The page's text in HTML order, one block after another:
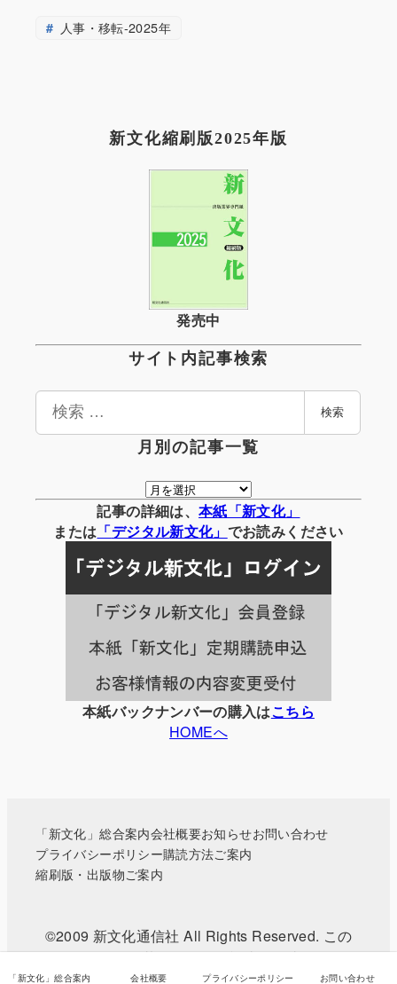
人事・移転-2025年
新文化縮刷版2025年版
発売中
サイト内記事検索
検
検索
月別の記事一覧
月
別
の
事
一
覧
記事の詳細は、 本紙「新文化」
または 「デジタル新文化」 でお読みください
本紙バックナンバーの購入はこちら
HOMEへ
「新文化」総合案内会社概要お知らせお問い合わせ
プライバシーポリシー購読方法ご案内
縮刷版・出版物ご案内
©2009 新文化通信社 All Rights Reserved. この
WEBサイトに掲載されている記事・写真などの無
「新文化」総合案内 会社概要 プライバシーポリシー お問い合わせ